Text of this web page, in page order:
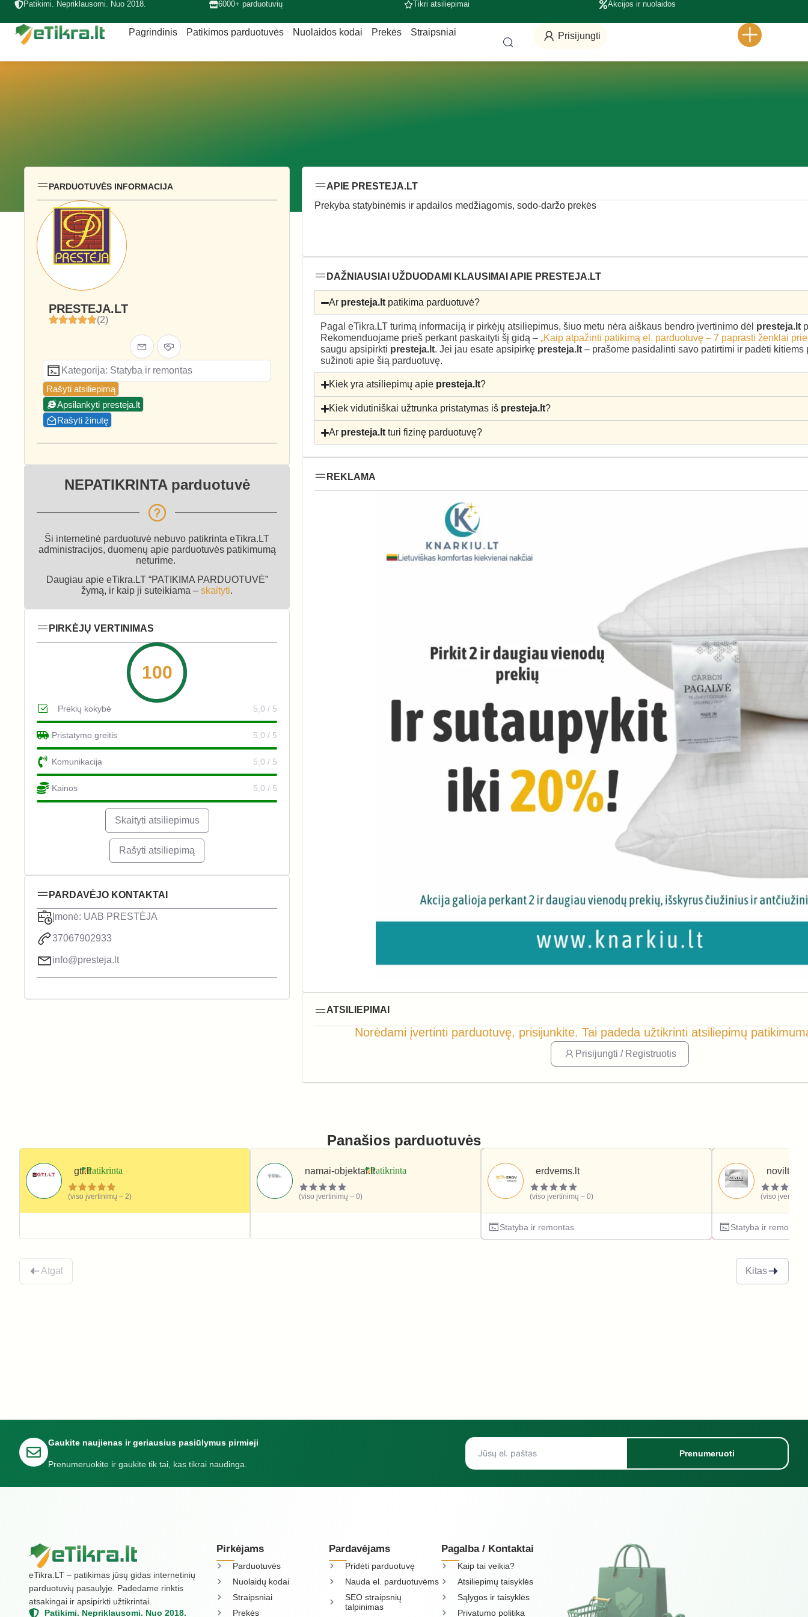
Patikimi. Nepriklausomi. Nuo 2018. 6000+ parduotuvių Tikri atsiliepimai Akcijos ir nuolaidos
Pagrindinis Patikimos parduotuvės Nuolaidos kodai Prekės Straipsniai Prisijungti
PARDUOTUVĖS INFORMACIJA
PRESTEJA.LT
(2)
Kategorija: Statyba ir remontas
Rašyti atsiliepimą
Apsilankyti presteja.lt
Rašyti žinutę
NEPATIKRINTA parduotuvė
Ši internetinė parduotuvė nebuvo patikrinta eTikra.LT
administracijos, duomenų apie parduotuvės patikimumą
neturime.
Daugiau apie eTikra.LT “PATIKIMA PARDUOTUVĖ”
žymą, ir kaip ji suteikiama – skaityti.
PIRKĖJŲ VERTINIMAS
100
Prekių kokybė 5,0 / 5
Pristatymo greitis 5,0 / 5
Komunikacija 5,0 / 5
Kainos 5,0 / 5
Skaityti atsiliepimus
Rašyti atsiliepimą
PARDAVĖJO KONTAKTAI
Įmonė: UAB PRESTĖJA
37067902933
info@presteja.lt
APIE PRESTEJA.LT
Prekyba statybinėmis ir apdailos medžiagomis, sodo-daržo prekės
DAŽNIAUSIAI UŽDUODAMI KLAUSIMAI APIE PRESTEJA.LT
Ar presteja.lt patikima parduotuvė?
Pagal eTikra.LT turimą informaciją ir pirkėjų atsiliepimus, šiuo metu nėra aiškaus bendro įvertinimo dėl presteja.lt
Rekomenduojame prieš perkant paskaityti šį gidą – „Kaip atpažinti patikimą el. parduotuvę – 7 paprasti ženklai
saugu apsipirkti presteja.lt. Jei jau esate apsipirkę presteja.lt – prašome pasidalinti savo patirtimi ir padėti kitiems
sužinoti apie šią parduotuvę.
Kiek yra atsiliepimų apie presteja.lt?
Kiek vidutiniškai užtrunka pristatymas iš presteja.lt?
Ar presteja.lt turi fizinę parduotuvę?
REKLAMA
ATSILIEPIMAI
Norėdami įvertinti parduotuvę, prisijunkite. Tai padeda užtikrinti atsiliepimų
Prisijungti / Registruotis
Panašios parduotuvės
gti.lt
(viso įvertinimų – 2)
namai-objektai.lt
(viso įvertinimų – 0)
erdvems.lt
(viso įvertinimų – 0)
Statyba ir remontas
novilt.lt
(viso
Statyba ir remontas
Atgal Kitas
Gaukite naujienas ir geriausius pasiūlymus pirmieji
Prenumeruokite ir gaukite tik tai, kas tikrai naudinga.
Prenumeruoti
eTikra.LT – patikimas jūsų gidas internetinių
parduotuvių pasaulyje. Padedame rinktis
atsakingai ir apsipirkti užtikrintai.
Patikimi. Nepriklausomi. Nuo 2018.
Pirkėjams
Parduotuvės
Nuolaidų kodai
Straipsniai
Prekės
Pardavėjams
Pridėti parduotuvę
Nauda el. parduotuvėms
SEO straipsnių
talpinimas
Pagalba / Kontaktai
Kaip tai veikia?
Atsiliepimų taisyklės
Sąlygos ir taisyklės
Privatumo politika